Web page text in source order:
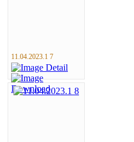
11.04.2023.1 7